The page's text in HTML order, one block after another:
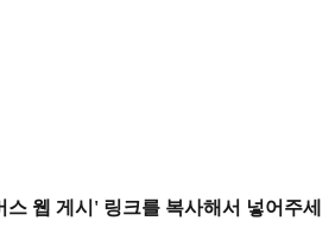
웹 게시' 링크를 복사해서 넣어주세